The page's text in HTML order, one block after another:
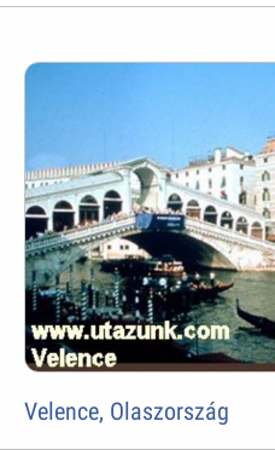
Velence, Olaszország